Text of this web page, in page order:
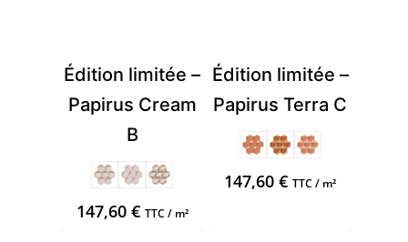
Édition limitée –
Papirus Cream
B
147,60 € TTC / m²
Édition limitée –
Papirus Terra C
147,60€ TTC / m²